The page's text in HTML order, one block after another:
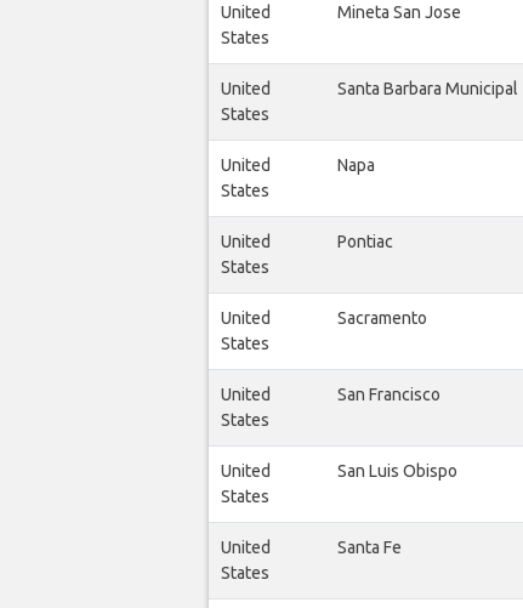
United
States
Mineta San Jose
United
States
Santa Barbara Municipal
United
States
Napa
United
States
Pontiac
United
States
Sacramento
United
States
San Francisco
United
States
San Luis Obispo
United
States
Santa Fe